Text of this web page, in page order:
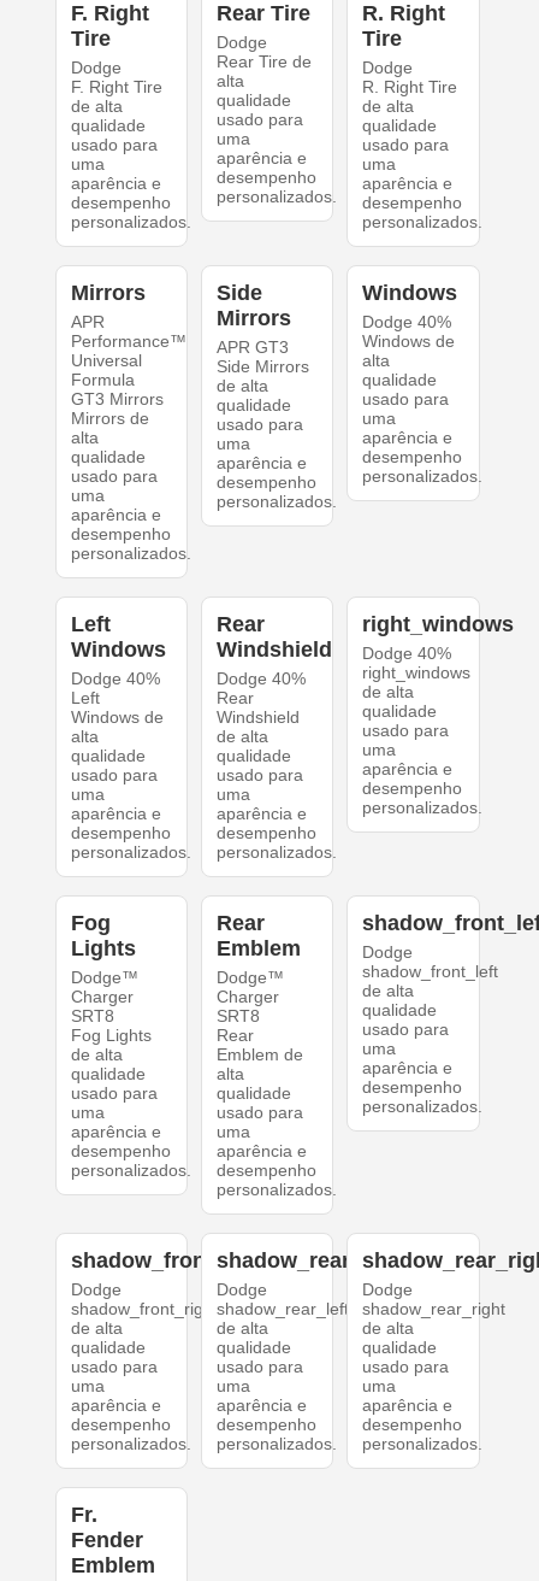
F. Right
Tire
Dodge
F. Right Tire
de alta
qualidade
usado para
uma
aparência e
desempenho
personalizados.
Rear Tire
Dodge
Rear Tire de
alta
qualidade
usado para
uma
aparência e
desempenho
personalizados.
R. Right
Tire
Dodge
R. Right Tire
de alta
qualidade
usado para
uma
aparência e
desempenho
personalizados.
Mirrors
APR
Performance™
Universal
Formula
GT3 Mirrors
Mirrors de
alta
qualidade
usado para
uma
aparência e
desempenho
personalizados.
Side
Mirrors
APR GT3
Side Mirrors
de alta
qualidade
usado para
uma
aparência e
desempenho
personalizados.
Windows
Dodge 40%
Windows de
alta
qualidade
usado para
uma
aparência e
desempenho
personalizados.
Left
Windows
Dodge 40%
Left
Windows de
alta
qualidade
usado para
uma
aparência e
desempenho
personalizados.
Rear
Windshield
Dodge 40%
Rear
Windshield
de alta
qualidade
usado para
uma
aparência e
desempenho
personalizados.
right_windows
Dodge 40%
right_windows
de alta
qualidade
usado para
uma
aparência e
desempenho
personalizados.
Fog
Lights
Dodge™
Charger
SRT8
Fog Lights
de alta
qualidade
usado para
uma
aparência e
desempenho
personalizados.
Rear
Emblem
Dodge™
Charger
SRT8
Rear
Emblem de
alta
qualidade
usado para
uma
aparência e
desempenho
personalizados.
Dodge
shadow_front_left
de alta
qualidade
usado para
uma
aparência e
desempenho
personalizados.
shadow_front_right
Dodge
shadow_front_right
de alta
qualidade
usado para
uma
aparência e
desempenho
personalizados.
shadow_rear_left
Dodge
shadow_rear_left
de alta
qualidade
usado para
uma
aparência e
desempenho
personalizados.
Dodge
shadow_rear_right
de alta
qualidade
usado para
uma
aparência e
desempenho
personalizados.
Fr.
Fender
Emblem